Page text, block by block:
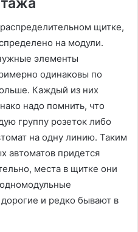
щитке,
на модули.
элементы
одинаковы по
Каждый из них
надо помнить, что
группу розеток либо
на одну линию. Таким
автоматов придется
места в щитке они
и редко бывают в